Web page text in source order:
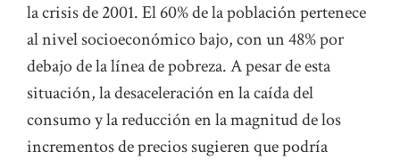
la crisis de 2001. El 60% de la población pertenece
al nivel socioeconómico bajo, con un 48% por
debajo de la línea de pobreza. A pesar de esta
situación, la desaceleración en la caída del
consumo y la reducción en la magnitud de los
incrementos de precios sugieren que podría